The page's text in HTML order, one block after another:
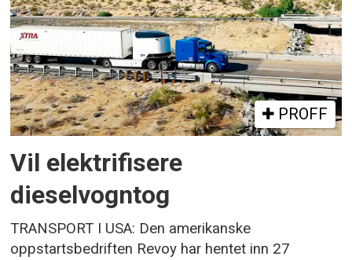
PROFF
Vil elektrifisere
dieselvogntog
TRANSPORT I USA: Den amerikanske
oppstartsbedriften Revoy har hentet inn 27